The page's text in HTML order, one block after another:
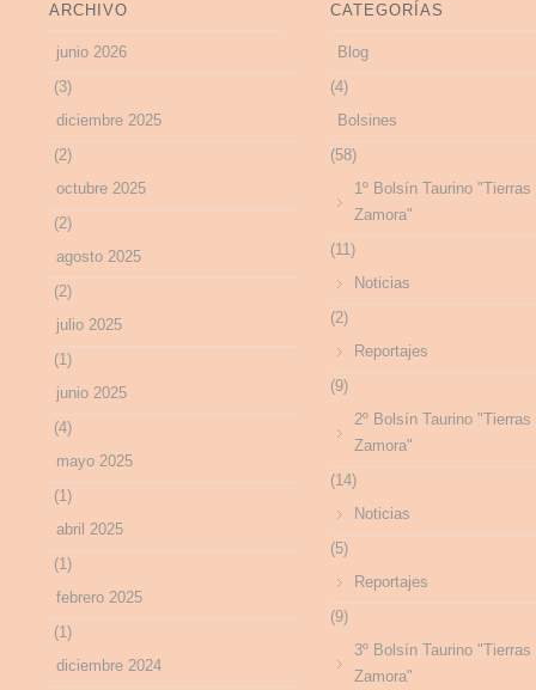
ARCHIVO
junio 2026
(3)
diciembre 2025
(2)
octubre 2025
(2)
agosto 2025
(2)
julio 2025
(1)
junio 2025
(4)
mayo 2025
(1)
abril 2025
(1)
febrero 2025
(1)
diciembre 2024
CATEGORÍAS
Blog
(4)
Bolsines
(58)
1º Bolsín Taurino "Tierras
Zamora"
(11)
Noticias
(2)
Reportajes
(9)
2º Bolsín Taurino "Tierras
Zamora"
(14)
Noticias
(5)
Reportajes
(9)
3º Bolsín Taurino "Tierras
Zamora"